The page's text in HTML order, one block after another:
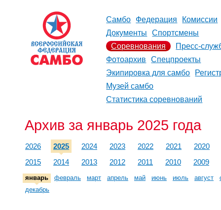
Самбо Федерация
Комиссии
Документы
Спортсмены
Соревнования
Пресс-
Фотоархив
Спецпроекты
Экипировка для самбо
Музей самбо
Статистика соревнований
Архив за январь 2025 года
2026 2025 2024 2023 2022 2021
2020
2015
2014 2013 2012 2011 2010 2009
январь февраль март апрель май июнь июль август
декабрь